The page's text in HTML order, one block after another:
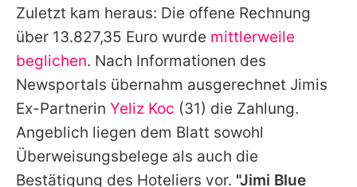
Zuletzt kam heraus: Die offene Rechnung
über 13.827,35 Euro wurde mittlerweile
beglichen. Nach Informationen des
Newsportals übernahm ausgerechnet Jimis
Ex-Partnerin Yeliz Koc (31) die Zahlung.
Angeblich liegen dem Blatt sowohl
Überweisungsbelege als auch die
Bestätigung des Hoteliers vor. "Jimi Blue